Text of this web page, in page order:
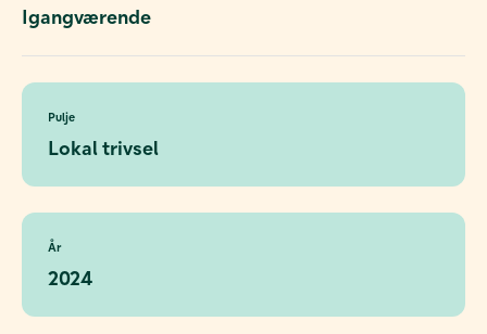
Igangværende
Pulje
Lokal trivsel
År
2024